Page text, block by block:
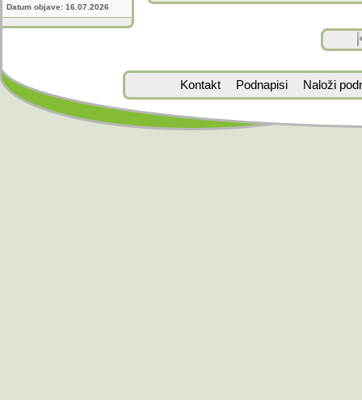
Datum objave: 16.07.2026
Kontakt Podnapisi Naloži